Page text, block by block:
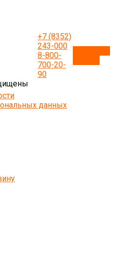
+7 (8352)
243-000
8-800-
700-20-
90
данных